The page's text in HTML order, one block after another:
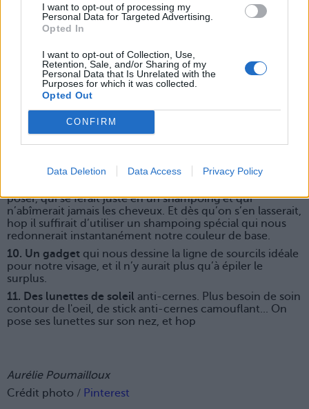
I want to opt-out of processing my
Personal Data for Targeted Advertising.
Opted In
I want to opt-out of Collection, Use,
Retention, Sale, and/or Sharing of my
Personal Data that Is Unrelated with the
Purposes for which it was collected.
Opted Out
CONFIRM
Data Deletion Data Access Privacy Policy
7. Une crème dépilatoire qui enlève non seulement les
poils en un passage, mais qui empêche ensuite leur
repousse pour au moins 3 mois (et sans poils incarnés !).
8. Une crème hydratante neutre
automatiquement à notre type de peau : on l’applique,
résultat elle hydrate/matifie/resserre les pores…
poser, qui se ferait juste en un shampoing et qui
n’abîmerait jamais les cheveux. Et dès qu’on s’en lasserait,
hop il suffirait d’utiliser un shampoing spécial qui nous
redonnerait instantanément notre couleur de base.
10. Un gadget qui nous dessine la ligne de sourcils idéale
pour notre visage, et il n’y aurait plus qu’à épiler le
surplus.
11. Des lunettes de soleil anti-cernes. Plus besoin de soin
contour de l'oeil, de stick anti-cernes camouflant... On
pose ses lunettes sur son nez, et hop
Aurélie Poumailloux
Crédit photo / Pinterest